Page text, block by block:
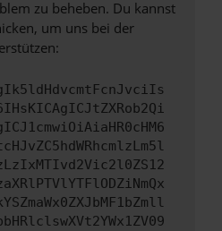
zu beheben. Du kannst
um uns bei der